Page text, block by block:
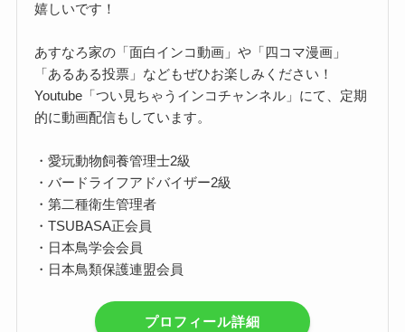
嬉しいです！
あすなろ家の「面白インコ動画」や「四コマ漫画」
「あるある投票」などもぜひお楽しみください！
Youtube「つい見ちゃうインコチャンネル」にて、定期
的に動画配信もしています。
・愛玩動物飼養管理士2級
・バードライフアドバイザー2級
・第二種衛生管理者
・TSUBASA正会員
・日本鳥学会会員
・日本鳥類保護連盟会員
プロフィール詳細